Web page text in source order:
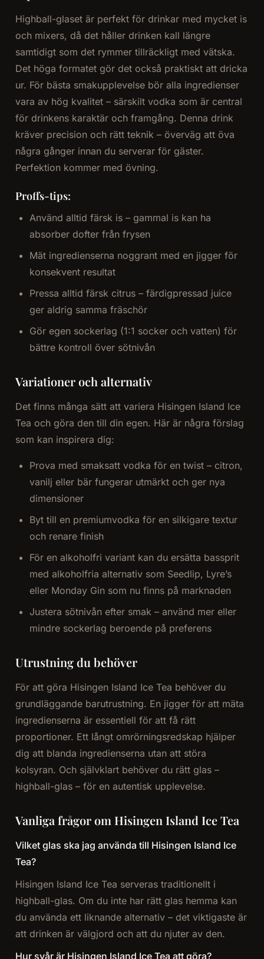
Highball-glaset är perfekt för drinkar med mycket is
och mixers, då det håller drinken kall längre
samtidigt som det rymmer tillräckligt med vätska.
Det höga formatet gör det också praktiskt att dricka
ur. För bästa smakupplevelse bör alla ingredienser
vara av hög kvalitet – särskilt vodka som är central
för drinkens karaktär och framgång. Denna drink
kräver precision och rätt teknik – överväg att öva
några gånger innan du serverar för gäster.
Perfektion kommer med övning.
Proffs-tips:
Använd alltid färsk is – gammal is kan ha
absorber dofter från frysen
Mät ingredienserna noggrant med en jigger för
konsekvent resultat
Pressa alltid färsk citrus – färdigpressad juice
ger aldrig samma fräschör
Gör egen sockerlag (1:1 socker och vatten) för
bättre kontroll över sötnivån
Variationer och alternativ
Det finns många sätt att variera Hisingen Island Ice
Tea och göra den till din egen. Här är några förslag
som kan inspirera dig:
Prova med smaksatt vodka för en twist – citron,
vanilj eller bär fungerar utmärkt och ger nya
dimensioner
Byt till en premiumvodka för en silkigare textur
och renare finish
För en alkoholfri variant kan du ersätta bassprit
med alkoholfria alternativ som Seedlip, Lyre’s
eller Monday Gin som nu finns på marknaden
Justera sötnivån efter smak – använd mer eller
mindre sockerlag beroende på preferens
Utrustning du behöver
För att göra Hisingen Island Ice Tea behöver du
grundläggande barutrustning. En jigger för att mäta
ingredienserna är essentiell för att få rätt
proportioner. Ett långt omrörningsredskap hjälper
dig att blanda ingredienserna utan att störa
kolsyran. Och självklart behöver du rätt glas –
highball-glas – för en autentisk upplevelse.
Vanliga frågor om Hisingen Island Ice Tea
Vilket glas ska jag använda till Hisingen Island Ice
Tea?
Hisingen Island Ice Tea serveras traditionellt i
highball-glas. Om du inte har rätt glas hemma kan
du använda ett liknande alternativ – det viktigaste är
att drinken är välgjord och att du njuter av den.
Hur svår är Hisingen Island Ice Tea att göra?